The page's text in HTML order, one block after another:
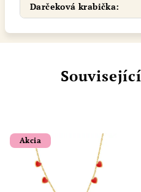
Darčeková krabička:
Akcia